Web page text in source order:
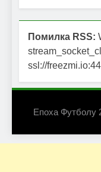
Помилка RSS:
ssl://
Епоха Футболу